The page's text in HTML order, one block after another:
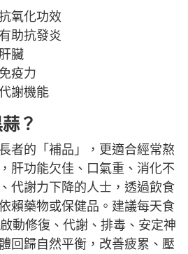
氧化功效
助抗發炎
臟
疫力
謝機能
？
者的「補品」，更適合經常熬
肝功能欠佳、口氣重、消化不
代謝力下降的人士，透過飲食
賴藥物或保健品。建議每天食
動修復、代謝、排毒、安定神
回歸自然平衡，改善疲累、壓